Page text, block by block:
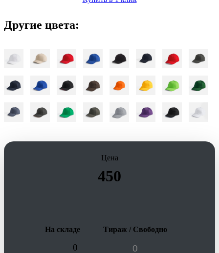
Другие цвета:
Цена
450
На складе Тираж / Свободно
0